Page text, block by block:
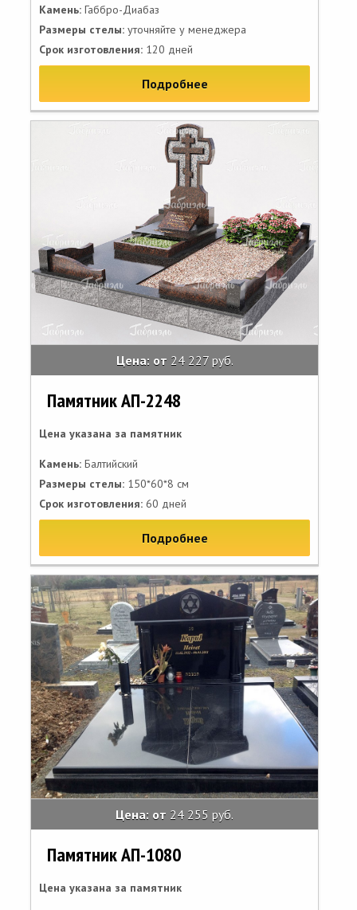
Камень: Габбро-Диабаз
Размеры стелы: уточняйте у менеджера
Срок изготовления: 120 дней
Подробнее
Цена: от 24 227 руб.
Памятник АП-2248
Цена указана за памятник
Камень: Балтийский
Размеры стелы: 150*60*8 см
Срок изготовления: 60 дней
Подробнее
Цена: от 24 255 руб.
Памятник АП-1080
Цена указана за памятник